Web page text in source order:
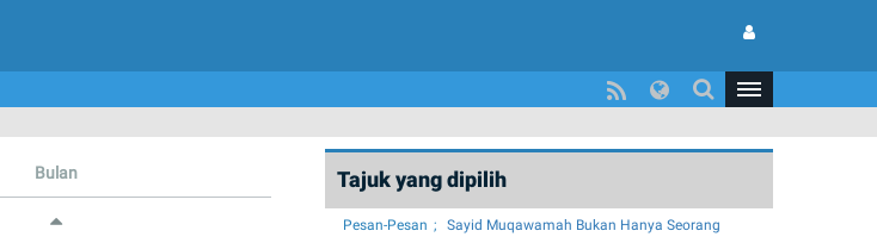
Bulan Tajuk yang dipilih
Pesan-Pesan
Sayid Muqawamah Bukan Hanya Seorang